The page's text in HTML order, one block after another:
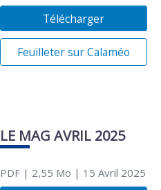
Télécharger
Feuilleter sur Calaméo
LE MAG AVRIL 2025
PDF| 2,55 Mo | 15 Avril 2025